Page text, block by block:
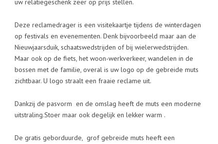
uw relatiegeschenk zeer op prijs stellen.
Deze reclamedrager is een visitekaartje tijdens de winterdagen
op festivals en evenementen. Denk bijvoorbeeld maar aan de
Nieuwjaarsduik, schaatswedstrijden of bij wielerwedstrijden.
Maar ook op de fiets, het woon-werkverkeer, wandelen in de
bossen met de familie, overal is uw logo op de gebreide muts
zichtbaar. U logo straalt een fraaie reclame uit.
Dankzij de pasvorm en de omslag heeft de muts een moderne
uitstraling.Stoer maar ook degelijk en lekker warm .
De gratis geborduurde, grof gebreide muts heeft een